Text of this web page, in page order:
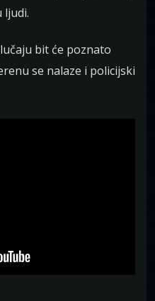
ljudi.
bit će poznato
se nalaze i policijski